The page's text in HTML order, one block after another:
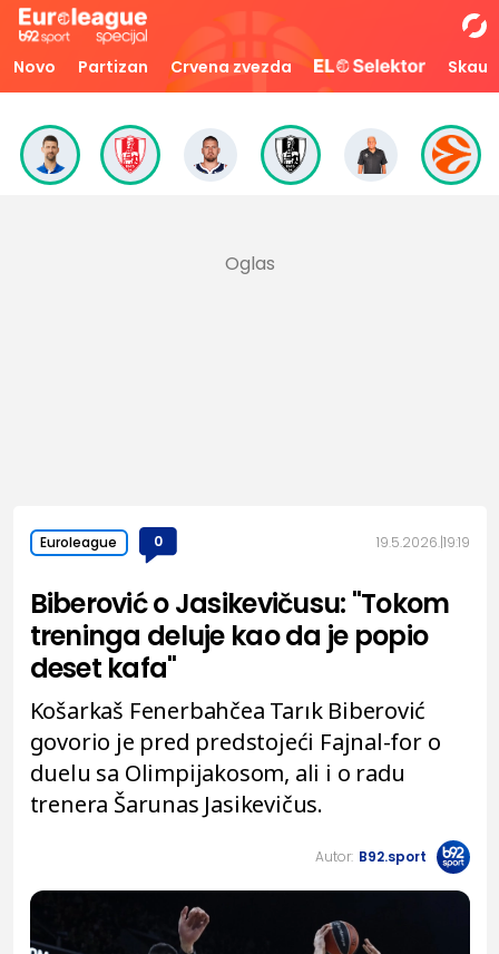
Novo Partizan Crvena zvezda Skaut
Euroleague 0 19.5.2026. 19:19
Biberović o Jasikevičusu: "Tokom
treninga deluje kao da je popio
deset kafa"
Košarkaš Fenerbahčea Tarık Biberović
govorio je pred predstojeći Fajnal-for o
duelu sa Olimpijakosom, ali i o radu
trenera Šarunas Jasikevičus.
Autor: B92.sport